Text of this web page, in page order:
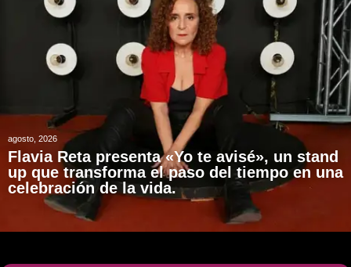
agosto, 2026
Flavia Reta presenta «Yo te avisé», un stand
up que transforma el paso del tiempo en una
celebración de la vida.